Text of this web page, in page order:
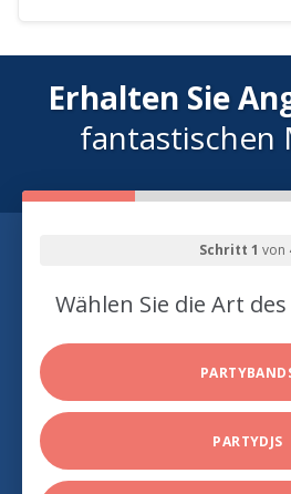
Erhalten Sie
fantastischen
Schritt 1 von
Wählen Sie die Art
PARTYDJS